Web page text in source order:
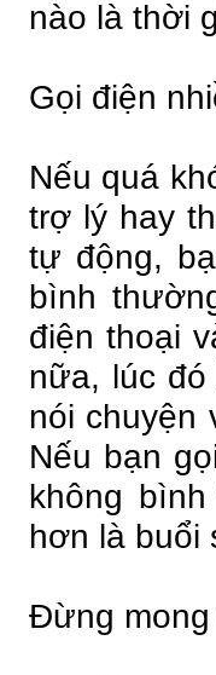
nào là thời
Gọi điện
Nếu quá
trợ lý hay
tự động,
bình
điện thoại
nữa, lúc
nói chuyện
Nếu bạn
không
hơn là buổi
Đừng mong